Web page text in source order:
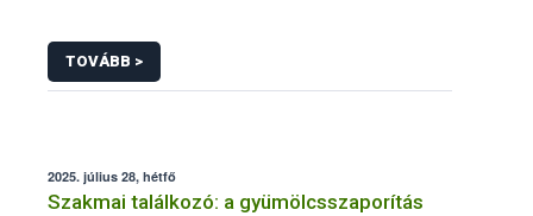
TOVÁBB >
2025. július 28, hétfő
Szakmai találkozó: a gyümölcsszaporítás